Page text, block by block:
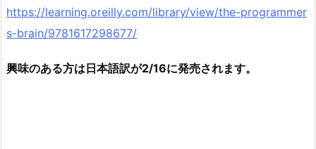
https://learning.oreilly.com/library/view/the-programmer
s-brain/9781617298677/
興味のある方は日本語訳が2/16に発売されます。